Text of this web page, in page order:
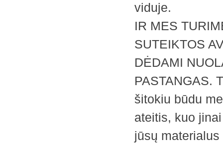
viduje.
IR MES
SUTEIKTOS
DĖDAMI
PASTANGAS.
šitokiu būdu
ateitis, kuo
jūsų